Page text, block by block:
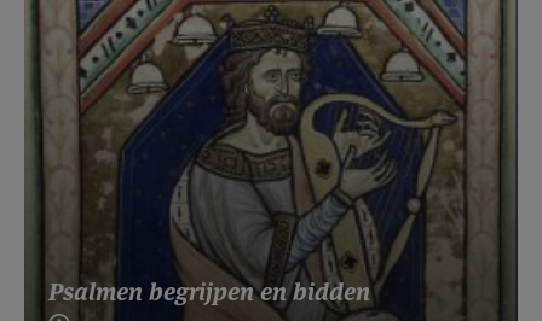
Psalmen begrijpen en bidden